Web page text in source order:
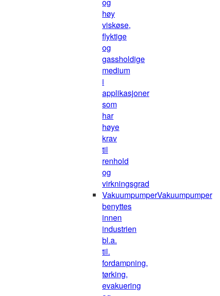
høy
viskøse,
flyktige
og
gassholdige
medium
i
applikasjoner
som
har
høye
krav
til
renhold
og
virkningsgrad
VakuumpumperVakuumpumper
benyttes
innen
industrien
bl.a.
til.
fordampning,
tørking,
evakuering